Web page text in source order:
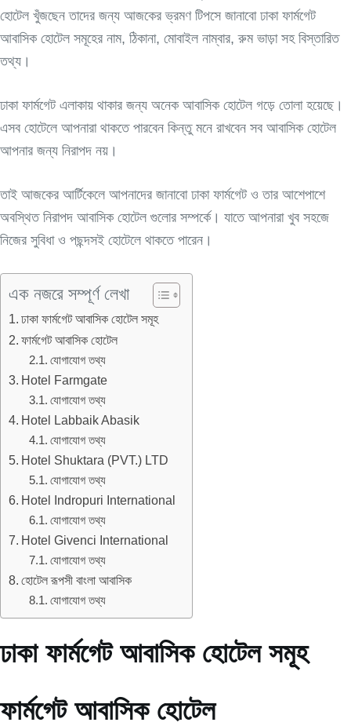
হোটেল খুঁজছেন তাদের জন্য আজকের ভ্রমণ টিপসে জানাবো ঢাকা ফার্মগেট
আবাসিক হোটেল সমূহের নাম, ঠিকানা, মোবাইল নাম্বার, রুম ভাড়া সহ বিস্তারিত
তথ্য।
ঢাকা ফার্মগেট এলাকায় থাকার জন্য অনেক আবাসিক হোটেল গড়ে তোলা হয়েছে।
এসব হোটেলে আপনারা থাকতে পারবেন কিন্তু মনে রাখবেন সব আবাসিক হোটেল
আপনার জন্য নিরাপদ নয়।
তাই আজকের আর্টিকেলে আপনাদের জানাবো ঢাকা ফার্মগেট ও তার আশেপাশে
অবস্থিত নিরাপদ আবাসিক হোটেল গুলোর সম্পর্কে। যাতে আপনারা খুব সহজে
নিজের সুবিধা ও পছন্দসই হোটেলে থাকতে পারেন।
এক নজরে সম্পূর্ণ লেখা
ঢাকা ফার্মগেট আবাসিক হোটেল সমূহ
ফার্মগেট আবাসিক হোটেল
যোগাযোগ তথ্য
Hotel Farmgate
যোগাযোগ তথ্য
Hotel Labbaik Abasik
যোগাযোগ তথ্য
Hotel Shuktara (PVT.) LTD
যোগাযোগ তথ্য
Hotel Indropuri International
যোগাযোগ তথ্য
Hotel Givenci International
যোগাযোগ তথ্য
হোটেল রূপসী বাংলা আবাসিক
যোগাযোগ তথ্য
ঢাকা ফার্মগেট আবাসিক হোটেল সমূহ
ফার্মগেট আবাসিক হোটেল